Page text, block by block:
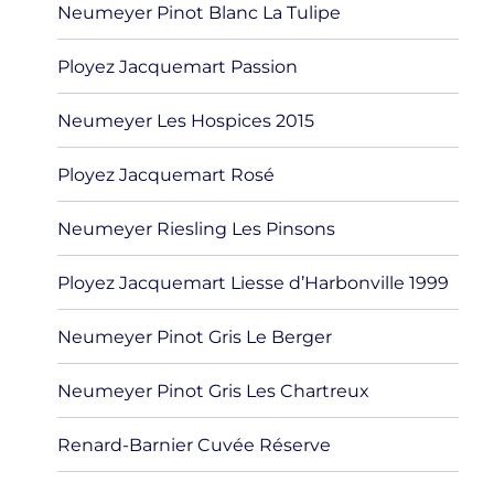
Neumeyer Pinot Blanc La Tulipe
Ployez Jacquemart Passion
Neumeyer Les Hospices 2015
Ployez Jacquemart Rosé
Neumeyer Riesling Les Pinsons
Ployez Jacquemart Liesse d’Harbonville 1999
Neumeyer Pinot Gris Le Berger
Neumeyer Pinot Gris Les Chartreux
Renard-Barnier Cuvée Réserve